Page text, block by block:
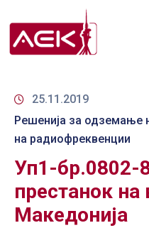
ЗА
ДОКУМЕНТИ
РФ
СПЕКТАР
ТЕЛЕКОМУНИКАЦИИ
25.11.2019
Решенија за одземање
на радиофреквенции
Уп1-бр.0802-
престанок
Македонија